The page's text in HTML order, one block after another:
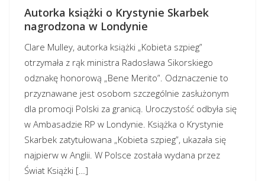
Autorka książki o Krystynie Skarbek
nagrodzona w Londynie
Clare Mulley, autorka książki „Kobieta szpieg”
otrzymała z rąk ministra Radosława Sikorskiego
odznakę honorową „Bene Merito”. Odznaczenie to
przyznawane jest osobom szczególnie zasłużonym
dla promocji Polski za granicą. Uroczystość odbyła się
w Ambasadzie RP w Londynie. Książka o Krystynie
Skarbek zatytułowana „Kobieta szpieg”, ukazała się
najpierw w Anglii. W Polsce została wydana przez
Świat Książki […]